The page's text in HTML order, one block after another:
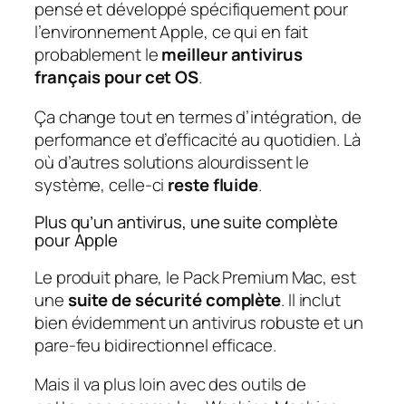
pensé et développé spécifiquement pour
l’environnement Apple, ce qui en fait
probablement lemeilleur antivirus
français pour cet OS.
Ça change tout en termes d’intégration, de
performance et d’efficacité au quotidien. Là
où d’autres solutions alourdissent le
système, celle-ci reste fluide.
Plus qu’un antivirus, une suite complète
pour Apple
Le produit phare, le Pack Premium Mac, est
unesuite de sécurité complète. Il inclut
bien évidemment un antivirus robuste et un
pare-feu bidirectionnel efficace.
Mais il va plus loin avec des outils de